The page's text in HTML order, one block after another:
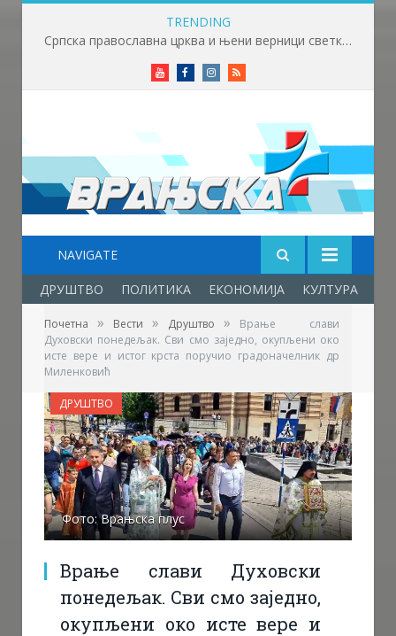
TRENDING
Мини Бициклијада окупила велики број малишана
YoutubeFacebookInstagram
RSS
NAVIGATE
ДРУШТВО ПОЛИТИКА ЕКОНОМИЈА КУЛТУРА
Почетна » Вести » Друштво »
Врање слави
Духовски понедељак. Сви смо заједно, окупљени око
исте вере и истог крста поручио градоначелник др
Миленковић
Фото: Врањска плус
Врање слави Духовски
понедељак. Сви смо заједно,
окупљени око исте вере и
ДРУШТВО